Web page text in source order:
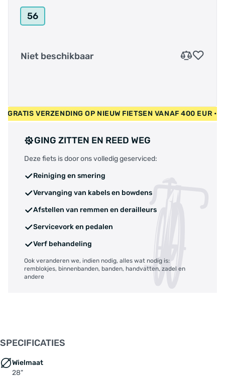
56
Niet beschikbaar
• GRATIS VERZENDING OP NIEUW FIETSEN VANAF 400
GING ZITTEN EN REED WEG
Deze fiets is door ons volledig geserviced:
Reiniging en smering
Vervanging van kabels en bowdens
Afstellen van remmen en derailleurs
Servicevork en pedalen
Verf behandeling
Ook veranderen we, indien nodig, alles wat nodig is:
remblokjes, binnenbanden, banden, handvatten, zadel en
andere
SPECIFICATIES
Wielmaat
28"